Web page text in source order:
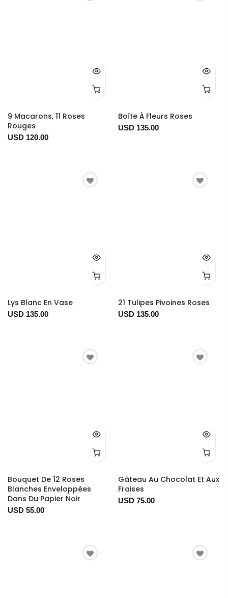
9 Macarons, 11 Roses
Rouges
USD 120.00
Boîte À Fleurs Roses
USD 135.00
Lys Blanc En Vase
USD 135.00
21 Tulipes Pivoines Roses
USD 135.00
Bouquet De 12 Roses
Blanches Enveloppées
Dans Du Papier Noir
USD 55.00
Gâteau Au Chocolat Et Aux
Fraises
USD 75.00